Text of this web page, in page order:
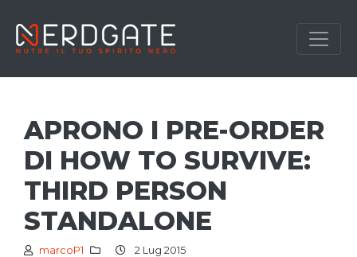
APRONO I PRE-ORDER
DI HOW TO SURVIVE:
THIRD PERSON
STANDALONE
marcoP1 2 Lug 2015